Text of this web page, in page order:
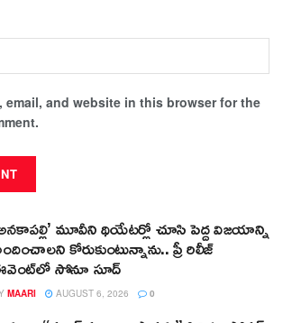
email, and website in this browser for the
మూవీని థియేటర్లో చూసి పెద్ద విజయాన్ని
కోరుకుంటున్నాను.. ప్రీ రిలీజ్
సోనూ సూద్
MAARI AUGUST 6, 2026 0